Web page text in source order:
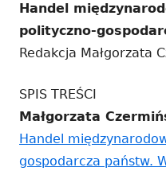
Handel
polityczno-
Redakcja Małgorzata
SPIS TREŚCI
Małgorzata
Handel
gospodarcza państw.